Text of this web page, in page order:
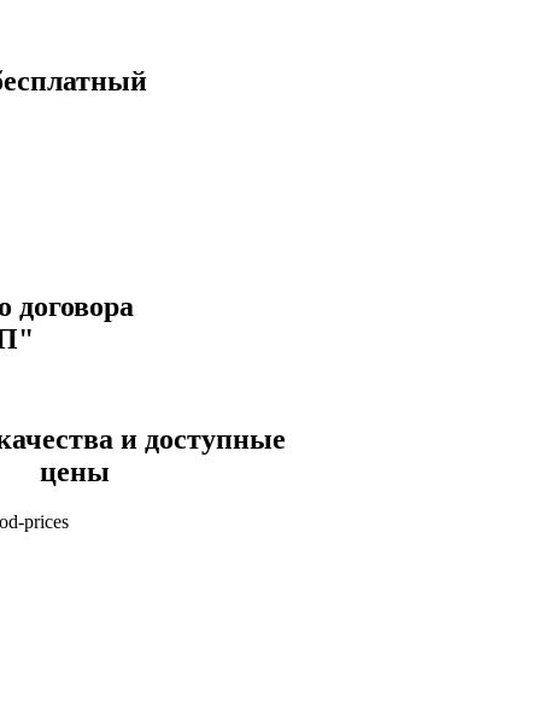
договора
и доступные
цены